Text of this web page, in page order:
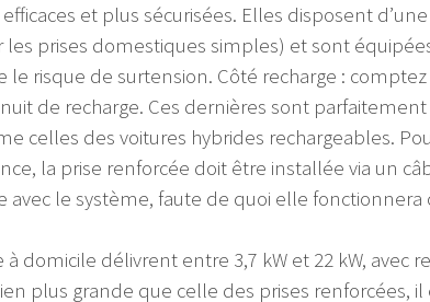
et plus sécurisées. Elles disposent
les prises domestiques simples) et sont
le risque de surtension. Côté recharge :
de recharge. Ces dernières sont
celles des voitures hybrides rechargeables.
la prise renforcée doit être installée via un
avec le système, faute de quoi elle
domicile délivrent entre 3,7 kW et 22 kW, avec
plus grande que celle des prises renforcées,